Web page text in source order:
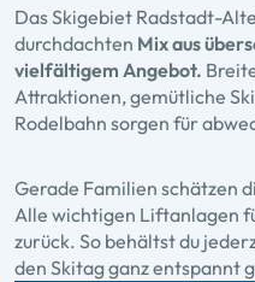
Das Skigebiet Radstadt-
durchdachten Mix aus
vielfältigem Angebot.
Attraktionen, gemütliche
Rodelbahn sorgen für
Gerade Familien schätzen
Alle wichtigen Liftanlagen
zurück. So behältst du
den Skitag ganz entspannt